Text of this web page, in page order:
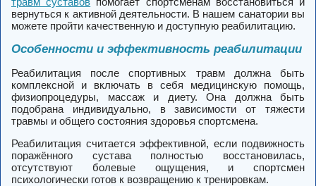
вернуться к активной деятельности. В нашем санатории вы
можете пройти качественную и доступную реабилитацию.
Особенности и эффективность реабилитации
Реабилитация после спортивных травм должна быть
комплексной и включать в себя медицинскую помощь,
физиопроцедуры, массаж и диету. Она должна быть
подобрана индивидуально, в зависимости от тяжести
травмы и общего состояния здоровья спортсмена.
Реабилитация считается эффективной, если подвижность
поражённого сустава полностью восстановилась,
отсутствуют болевые ощущения, и спортсмен
психологически готов к возвращению к тренировкам.